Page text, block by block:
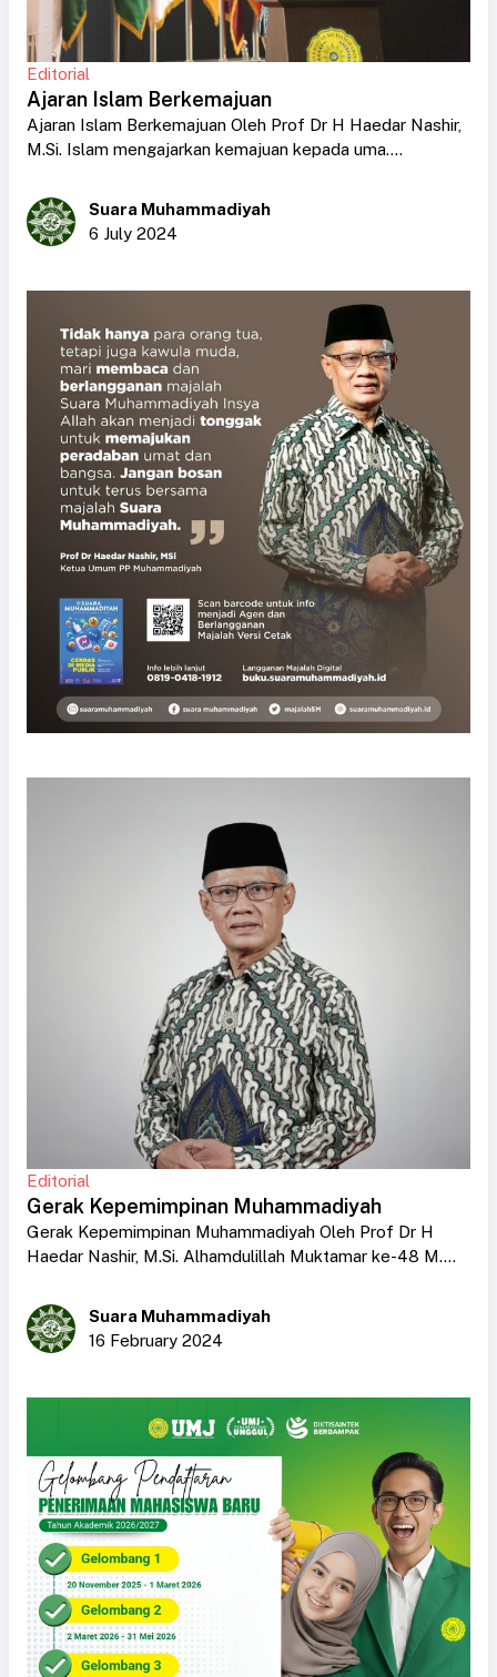
Editorial
Ajaran Islam Berkemajuan
Ajaran Islam Berkemajuan Oleh Prof Dr H Haedar Nashir,
M.Si. Islam mengajarkan kemajuan kepada uma....
Suara Muhammadiyah
6 July 2024
Editorial
Gerak Kepemimpinan Muhammadiyah
Gerak Kepemimpinan Muhammadiyah Oleh Prof Dr H
Haedar Nashir, M.Si. Alhamdulillah Muktamar ke-48 M....
Suara Muhammadiyah
16 February 2024